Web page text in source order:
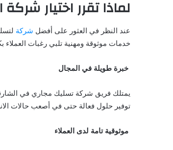
لماذا تقرر اختيار
عند النظر في العثور على أفضل شركة
خدمات موثوقة ومهنية تلبي رغبات العملاء
خبرة طويلة في المجال
يمتلك فريق شركة تسليك مجاري في
توفير حلول فعالة حتى في أصعب حالات
موثوقية تامة لدى العملاء